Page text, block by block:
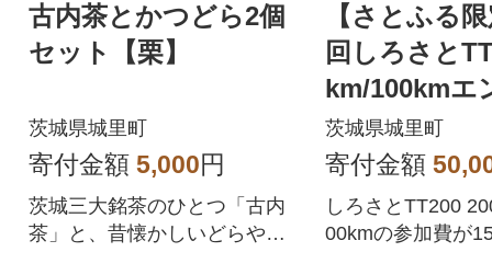
古内茶とかつどら2個
セット【栗】
茨城県城里町
寄付金額 5,000円
茨城三大銘茶のひとつ「古内
茶」と、昔懐かしいどらやき
【さとふる
回しろさと
km/100kmエ
権(15,000円
茨城県城里町
寄付金額
しろさとTT200
00kmの参加費が